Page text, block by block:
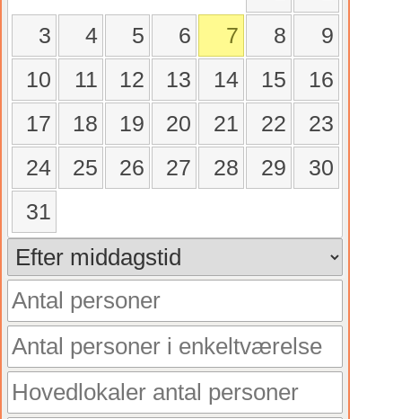
3
4 5 6 7 8
9
10
11 12 13 14 15
16
17
18 19 20 21 22
23
24
25 26 27 28 29
30
31